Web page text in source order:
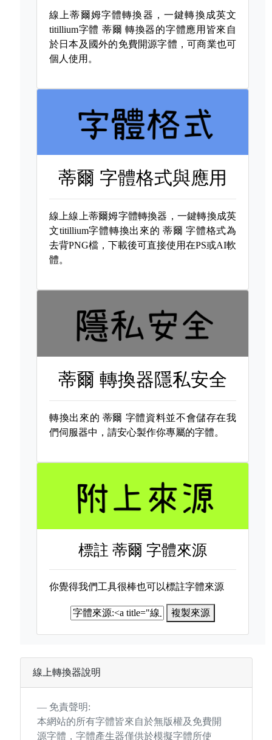
線上蒂爾姆字體轉換器，一鍵轉換成英文
titillium字體 蒂爾 轉換器的字體應用皆來自
於日本及國外的免費開源字體，可商業也可
個人使用。
蒂爾 字體格式與應用
線上線上蒂爾姆字體轉換器，一鍵轉換成英
文titillium字體轉換出來的蒂爾 字體格式為
去背PNG檔，下載後可直接使用在PS或AI軟
體。
蒂爾 轉換器隱私安全
轉換出來的 蒂爾 字體資料並不會儲存在我
們伺服器中，請安心製作你專屬的字體。
標註蒂爾 字體來源
你覺得我們工具很棒也可以標註字體來源
複製來源
線上轉換器說明
免責聲明:
本網站的所有字體皆來自於無版權及免費開
源字體，字體產生器僅供於模擬字體所使